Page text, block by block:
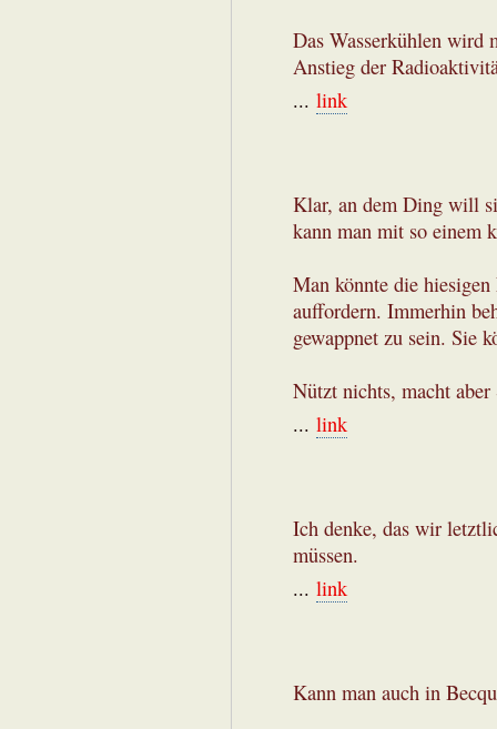
Das Wasserkühlen wird
Anstieg der
... link
Klar, an dem Ding will
kann man mit so einem
Man könnte die
auffordern. Immerhin
gewappnet zu sein. Sie
Nützt nichts, macht aber
... link
Ich denke, das wir
müssen.
... link
Kann man auch in